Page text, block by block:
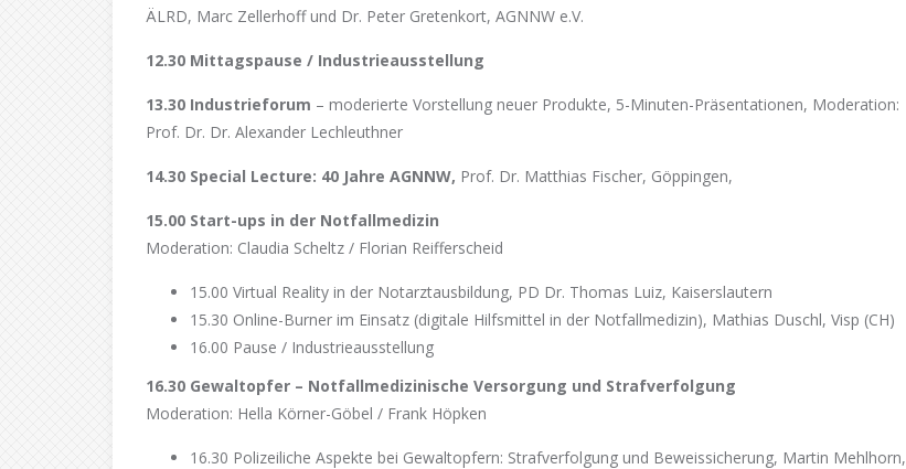
ÄLRD, Marc Zellerhoff und Dr. Peter Gretenkort, AGNNW e.V.
12.30 Mittagspause / Industrieausstellung
13.30 Industrieforum – moderierte Vorstellung neuer Produkte, 5-Minuten-Präsentationen, Moderation:
Prof. Dr. Dr. Alexander Lechleuthner
14.30 Special Lecture: 40 Jahre AGNNW, Prof. Dr. Matthias Fischer, Göppingen,
15.00 Start-ups in der Notfallmedizin
Moderation: Claudia Scheltz / Florian Reifferscheid
15.00 Virtual Reality in der Notarztausbildung, PD Dr. Thomas Luiz, Kaiserslautern
15.30 Online-Burner im Einsatz (digitale Hilfsmittel in der Notfallmedizin), Mathias Duschl, Visp (CH)
16.00 Pause / Industrieausstellung
16.30 Gewaltopfer – Notfallmedizinische Versorgung und Strafverfolgung
Moderation: Hella Körner-Göbel / Frank Höpken
16.30 Polizeiliche Aspekte bei Gewaltopfern: Strafverfolgung und Beweissicherung, Martin Mehlhorn,